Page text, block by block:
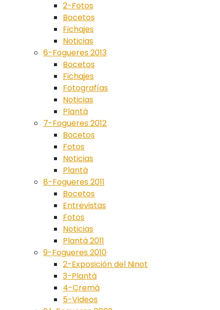
2-Fotos
Bocetos
Fichajes
Noticias
6-Fogueres 2013
Bocetos
Fichajes
Fotografías
Noticias
Plantà
7-Fogueres 2012
Bocetos
Fotos
Noticias
Plantà
8-Fogueres 2011
Bocetos
Entrevistas
Fotos
Noticias
Plantà 2011
9-Fogueres 2010
2-Exposición del Ninot
3-Plantà
4-Cremà
5-Videos